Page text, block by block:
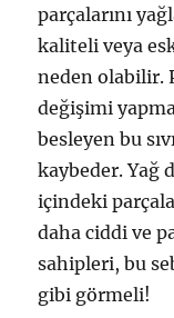
parçalarını
kaliteli veya
neden olabilir.
değişimi
besleyen bu
kaybeder. Yağ
içindeki
daha ciddi ve
sahipleri, bu
gibi görmeli!